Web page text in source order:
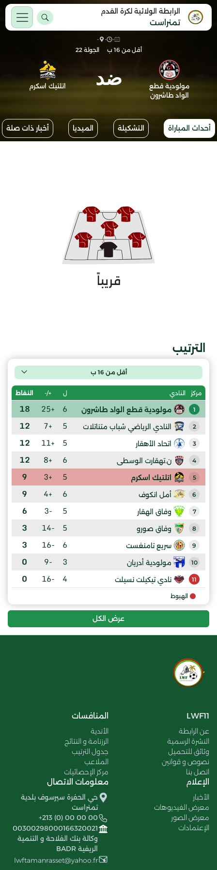
الرابطة الولائية لكرة القدم
تمنراست
-
-
-
أقل من 16 ب
الجولة 22
مولودية قطع
الواد طاشرون
ضد اتلتيك اسكرم
أحداث المباراة التشكيلة الميديا أخبار ذات صلة
قريباً
الترتيب
أقل من 16 ب
مركز النادي ل +/- النقاط
1 مولودية قطع الواد طاشرون 6
+25
18
2 النادي الرياضي شباب متناتلات 5
+7
12
3 اتحاد الأهقار 5
+11
12
4 ن.تهقارت الوسطى 6
+8
12
5 اتلتيك اسكرم 5
+3
9
6 أمل انكوف 6
+4
9
7 وفاق الهقار 5
-3
6
8 وفاق صورو 5
-14
3
9 سريع تامنغست 6
-16
3
10 مولودية أدريان 3
-9
0
11 نادي تيكيلت نسيلت 4
-16
0
الهبوط
عرض الكل
LWF11
عن الرابطة
النشرة الرسمية
وثائق للتحميل
نصوص و قوانين
اتصل بنا
المنافسات
الأندية
الرزنامة و النتائج
جدول الترتيب
الملاعب
مركز الإحصائيات
الإعلام
الأخبار
معرض الفيديوهات
معرض الصور
الإعتمادات
معلومات الاتصال
حي الحفرة سيرسوف بلدية
تمنراست
+213 (0) 00 00 00
00300298000166320021
وكالة بنك الفلاحة و التنمية
الريفية BADR
lwftamanrasset@yahoo.fr